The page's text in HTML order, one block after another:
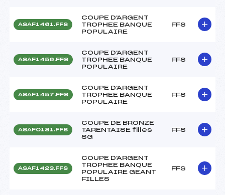
ASAF1461.FFS
COUPE D'ARGENT
TROPHEE BANQUE
POPULAIRE
FFS
ASAF1456.FFS
COUPE D'ARGENT
TROPHEE BANQUE
POPULAIRE
FFS
ASAF1457.FFS
COUPE D'ARGENT
TROPHEE BANQUE
POPULAIRE
FFS
ASAF0181.FFS
COUPE DE BRONZE
TARENTAISE filles
SG
FFS
ASAF1423.FFS
COUPE D'ARGENT
TROPHEE BANQUE
POPULAIRE GEANT
FILLES
FFS